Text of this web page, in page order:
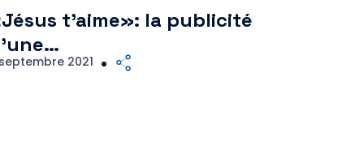
t’aime»: la publicité
2021